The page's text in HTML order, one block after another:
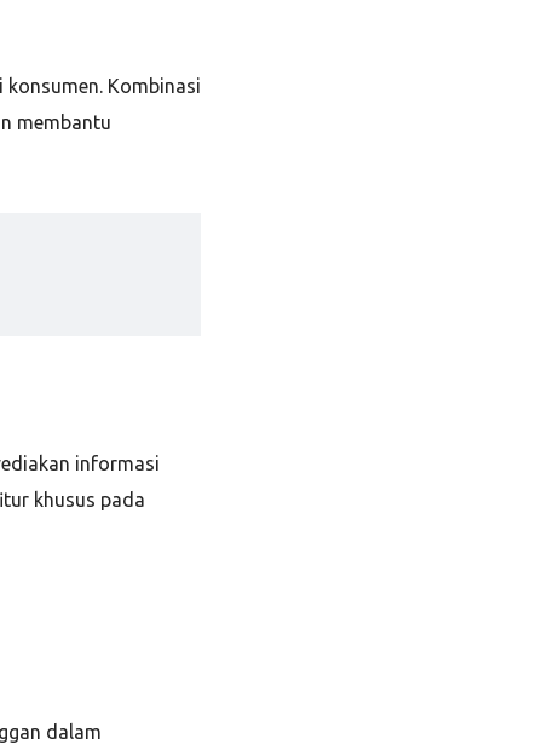
Kombinasi
membantu
informasi
khusus pada
dalam